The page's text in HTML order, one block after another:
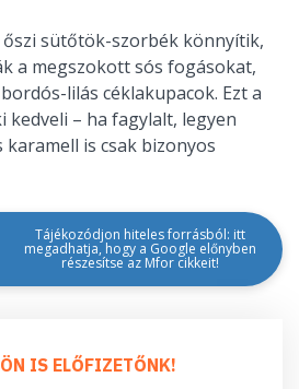
sütőtök-szorbék könnyítik,
a megszokott sós fogásokat,
lilás céklakupacok. Ezt a
– ha fagylalt, legyen
karamell is csak bizonyos
Tájékozódjon hiteles forrásból: itt
megadhatja, hogy a Google előnyben
részesítse az Mfor cikkeit!
ÖN IS ELŐFIZETŐNK!